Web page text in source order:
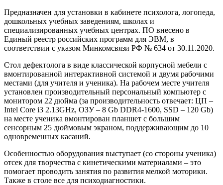
Предназначен для установки в кабинете психолога, логопеда,
дошкольных учебных заведениям, школах и
специализированных учебных центрах. ПО внесено в
Единый реестр российских программ для ЭВМ, в
соответствии с указом Минкомсвязи РФ № 634 от 30.11.2020.
Стол дефектолога в виде классической корпусной мебели с
вмонтированной интерактивной системой и двумя рабочими
местами (для учителя и ученика). На рабочем месте учителя
установлен производительный персональный компьютер с
монитором 22 дюйма (за производительность отвечает: ЦП –
Intel Core i3 2.13GHz, ОЗУ – 8 Gb DDR4-1600, SSD – 120 Gb)
на месте ученика вмонтирован планшет с большим
сенсорным 25 дюймовым экраном, поддерживающим до 10
одновременных касаний.
Особенностью оборудования выступает (со стороны ученика)
отсек для творчества с кинетическими материалами – это
помогает проводить занятия по развития мелкой моторики.
Также в столе все для психодиагностики.